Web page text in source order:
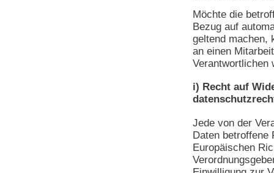
Möchte die
Bezug auf
geltend machen,
an einen
Verantwortlichen
i) Recht auf
Jede von der
Daten betroffene
Europäischen